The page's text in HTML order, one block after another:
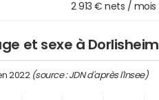
2 913 € nets / mois
et sexe à Dorlisheim
2022 (source : JDN d'après l'Insee)